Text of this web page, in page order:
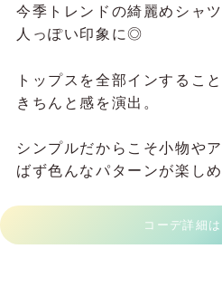
今季トレンドの綺麗めシャ
人っぽい印象に◎
トップスを全部インするこ
きちんと感を演出。
シンプルだからこそ小物や
ばず色んなパターンが楽し
コーデ詳細